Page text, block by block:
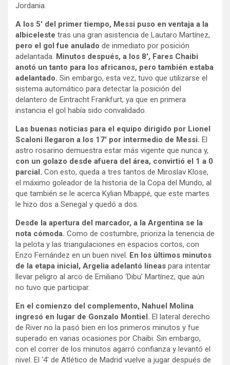
Jordania.
A los 5′ del primer tiempo, Messi puso en ventaja a la
albiceleste tras una gran asistencia de Lautaro Martínez,
pero el gol fue anulado de inmediato por posición
adelantada. Minutos después, a los 8′, Fares Chaibi
anotó un tanto para los africanos, pero también estaba
adelantado. Sin embargo, esta vez, tuvo que utilizarse el
sistema automático para detectar la posición del
delantero de Eintracht Frankfurt, ya que en primera
instancia el gol había sido convalidado.
Las buenas noticias para el equipo dirigido por Lionel
Scaloni llegaron a los 17′ por intermedio de Messi. El
astro rosarino demuestra estar más vigente que nunca y,
con un golazo desde afuera del área, convirtió el 1 a 0
parcial. Con esto, queda a tres tantos de Miroslav Klose,
el máximo goleador de la historia de la Copa del Mundo, al
que también se le acerca Kylian Mbappé, que este martes
le hizo dos a Senegal y quedó a dos.
Desde la apertura del marcador, a la Argentina se la
nota cómoda. Como de costumbre, prioriza la tenencia de
la pelota y las triangulaciones en espacios cortos, con
Enzo Fernández en un buen nivel. En los últimos minutos
de la etapa inicial, Argelia adelantó líneas para intentar
llevar peligro al arco de Emiliano ‘Dibu’ Martínez, que aún
no tuvo que participar.
En el comienzo del complemento, Nahuel Molina
ingresó en lugar de Gonzalo Montiel. El lateral derecho
de River no la pasó bien en los primeros minutos y fue
superado en varias ocasiones por Chaibi. Sin embargo,
con el correr de los minutos agarró confianza y levantó el
nivel. El ‘4′ de Atlético de Madrid vuelve a jugar después de